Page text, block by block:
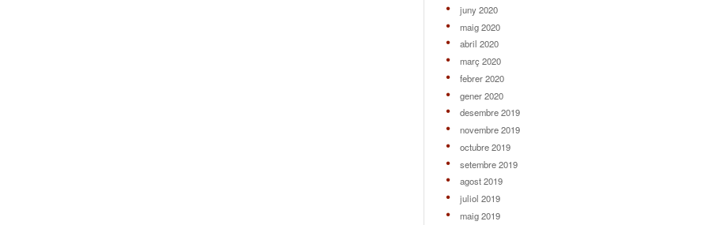
juny 2020
maig 2020
abril 2020
març 2020
febrer 2020
gener 2020
desembre 2019
novembre 2019
octubre 2019
setembre 2019
agost 2019
juliol 2019
maig 2019